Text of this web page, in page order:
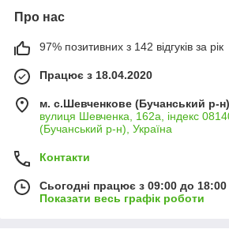
Про нас
97% позитивних з 142 відгуків за рік
Працює з 18.04.2020
м. с.Шевченкове (Бучанський р-н)
вулиця Шевченка, 162а, індекс
(Бучанський р-н), Україна
Контакти
Сьогодні працює з 09:00 до 18:00
Показати весь графік роботи